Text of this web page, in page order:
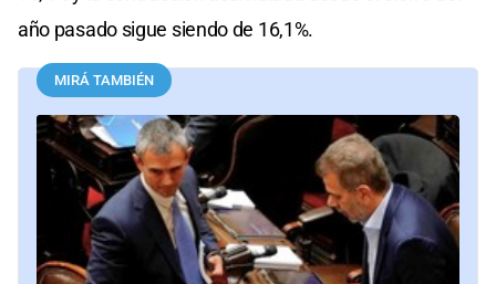
año pasado sigue siendo de 16,1%.
MIRÁ TAMBIÉN